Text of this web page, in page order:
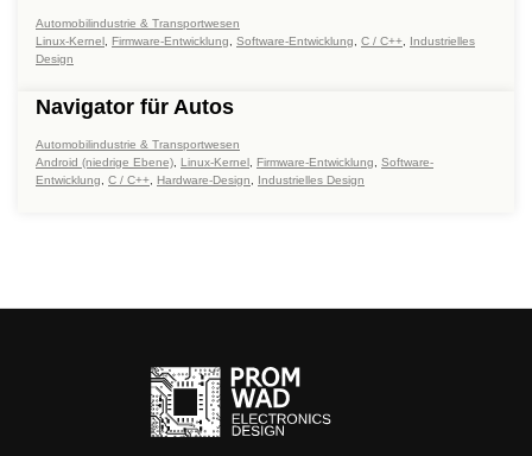
Automobilindustrie & Transportwesen
Linux-Kernel
Firmware-Entwicklung Software-Entwicklung C / C++
Industrielles
Design
Navigator für Autos
Automobilindustrie & Transportwesen
Android (niedrige Ebene)
Linux-Kernel Firmware-Entwicklung
Software-
Entwicklung
C / C++ Hardware-Design Industrielles Design